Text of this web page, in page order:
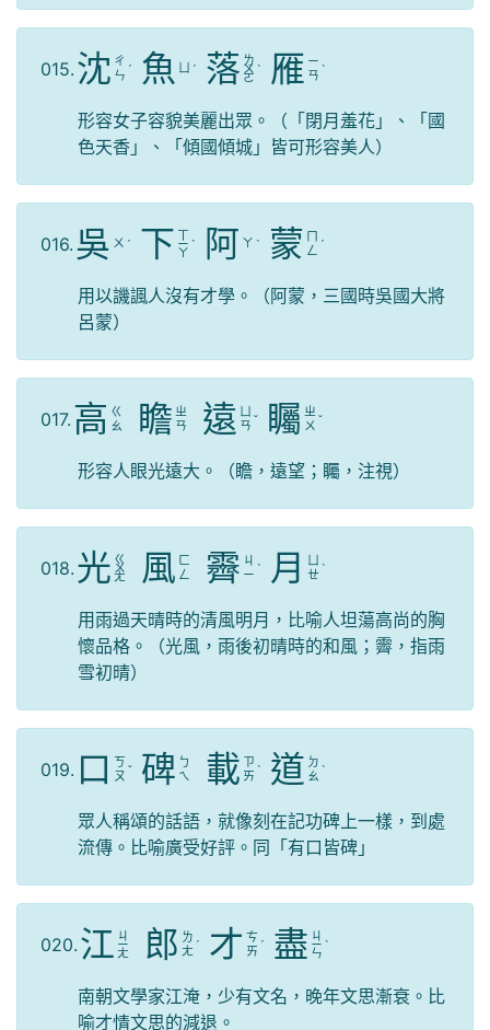
015. 沈 ㄔ
ㄣ ˊ 魚 ˊ 落 ㄌ
ㄨ
ㄛ
ˋ 雁 ㄧ
ㄢ ˋ
形容女子容貌美麗出眾。（「閉月羞花」、「國
色天香」、「傾國傾城」皆可形容美人）
016. 吳 ㄨ ˊ 下 ㄒ
ㄧ
ㄚ
ˋ 阿 ㄚ ˋ 蒙 ㄇ
ㄥ ˊ
用以譏諷人沒有才學。（阿蒙，三國時吳國大將
呂蒙）
017. 高 ㄍ
ㄠ
瞻 ㄓ
ㄢ
遠 ㄢ ˇ 矚 ㄓ
ㄨ ˇ
形容人眼光遠大。（瞻，遠望；矚，注視）
018. 光 ㄍ
ㄨ
ㄤ 風 ㄈ
ㄥ
霽 ㄐ
ㄧ ˋ 月
ㄝˋ
用雨過天晴時的清風明月，比喻人坦蕩高尚的胸
懷品格。（光風，雨後初晴時的和風；霽，指雨
雪初晴）
019. 口 ㄎ
ㄡ ˇ 碑 ㄅ
ㄟ
載 ㄗ
ㄞ ˋ 道 ㄉ
ㄠ ˋ
眾人稱頌的話語，就像刻在記功碑上一樣，到處
流傳。比喻廣受好評。同「有口皆碑」
020. 江 ㄐ
ㄧ
ㄤ 郎 ㄌ
ㄤ ˊ 才 ㄘ
ㄞ ˊ 盡 ㄐ
ㄧ
ㄣ
ˋ
南朝文學家江淹，少有文名，晚年文思漸衰。比
喻才情文思的減退。